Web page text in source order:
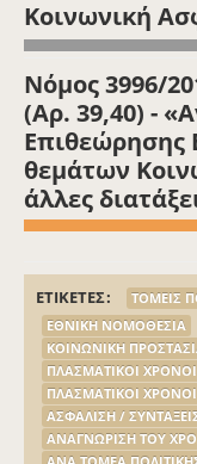
Κοινωνική
Νόμος 3996/
(Αρ. 39,40) -
Επιθεώρησης
θεμάτων
άλλες
ΕΤΙΚΕΤΕΣ ΤΟΜΕΙΣ
ΕΘΝΙΚΗ ΝΟΜΟΘΕΣΙΑ
ΚΟΙΝΩΝΙΚΗ
ΠΛΑΣΜΑΤΙΚΟΙ
ΠΛΑΣΜΑΤΙΚΟΙ
ΑΣΦΑΛΙΣΗ /
ΑΝΑΓΝΩΡΙΣΗ ΤΟΥ